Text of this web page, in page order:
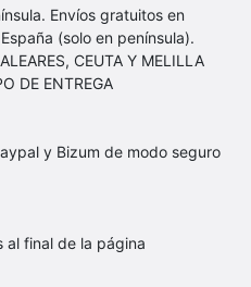
Envíos gratuitos en
(solo en península).
CEUTA Y MELILLA
DE ENTREGA
y Bizum de modo seguro
al final de la página